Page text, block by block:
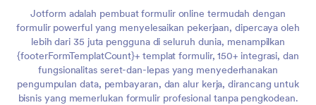
Jotform adalah pembuat formulir online termudah dengan
formulir powerful yang menyelesaikan pekerjaan, dipercaya oleh
lebih dari 35 juta pengguna di seluruh dunia, menampilkan
{footerFormTemplatCount}+ templat formulir, 150+ integrasi, dan
fungsionalitas seret-dan-lepas yang menyederhanakan
pengumpulan data, pembayaran, dan alur kerja, dirancang untuk
bisnis yang memerlukan formulir profesional tanpa pengkodean.